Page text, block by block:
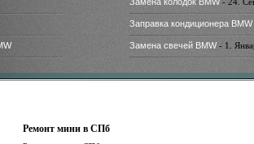
Заправка кондиционера BMW
Замена свечей BMW- 1.
Ремонт мини в СПб